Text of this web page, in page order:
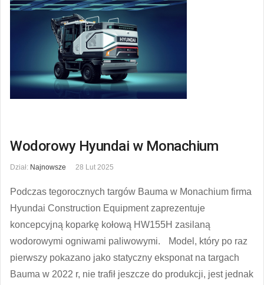
Wodorowy Hyundai w Monachium
Dział: Najnowsze 28 Lut 2025
Podczas tegorocznych targów Bauma w Monachium firma
Hyundai Construction Equipment zaprezentuje
koncepcyjną koparkę kołową HW155H zasilaną
wodorowymi ogniwami paliwowymi. Model, który po raz
pierwszy pokazano jako statyczny eksponat na targach
Bauma w 2022 r, nie trafił jeszcze do produkcji, jest jednak